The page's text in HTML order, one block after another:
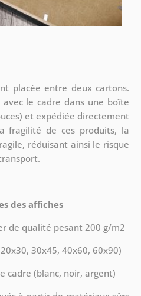
placée entre deux cartons.
le cadre dans une boîte
et expédiée directement
fragilité de ces produits, la
réduisant ainsi le risque
des affiches
de qualité pesant 200 g/m2
30x45, 40x60, 60x90)
cadre (blanc, noir, argent)